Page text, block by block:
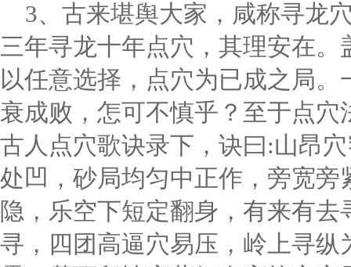
3、古来堪舆大家，咸称寻龙
三年寻龙十年点穴，其理安在。
以任意选择，点穴为已成之局
衰成败，怎可不慎乎？至于点穴
古人点穴歌诀录下，诀曰:山昂
处凹，砂局均匀中正作，旁宽旁
隐，乐空下短定翻身，有来有
寻，四团高逼穴易压，岭上寻纵